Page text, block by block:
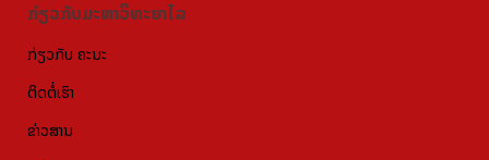
ກ່ຽວກັບມະຫາວິທະຍາໄລ
ກ່ຽວກັບ ຄະນະ
ຕິດຕໍ່ເຮົາ
ຂ່າວສານ